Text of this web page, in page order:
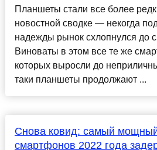
Планшеты стали все более
новостной сводке — некогда
надежды рынок схлопнулся до
Виноваты в этом все те же
которых выросли до
таки планшеты продолжают ...
Снова ковид: самый
смартфонов 2022 года